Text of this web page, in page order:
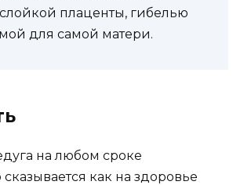
плаценты, гибелью
для самой матери.
на любом сроке
как на здоровье